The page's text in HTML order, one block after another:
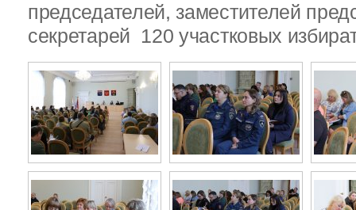
председателей, заместителей
секретарей 120 участковых